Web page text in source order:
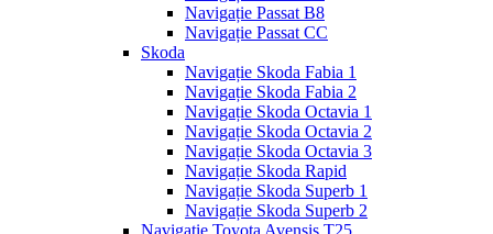
Navigație Passat B8
Navigație Passat CC
Skoda
Navigație Skoda Fabia 1
Navigație Skoda Fabia 2
Navigație Skoda Octavia 1
Navigație Skoda Octavia 2
Navigație Skoda Octavia 3
Navigație Skoda Rapid
Navigație Skoda Superb 1
Navigație Skoda Superb 2
Navigație Toyota Avensis T25